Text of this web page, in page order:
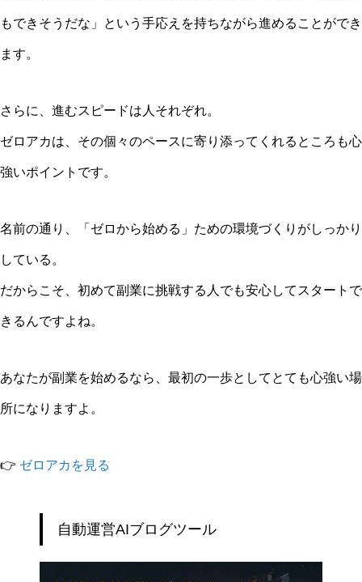
もできそうだな」という手応えを持ちながら進めることができ
ます。
さらに、進むスピードは人それぞれ。
ゼロアカは、その個々のペースに寄り添ってくれるところも心
強いポイントです。
名前の通り、「ゼロから始める」ための環境づくりがしっかり
している。
だからこそ、初めて副業に挑戦する人でも安心してスタートで
きるんですよね。
あなたが副業を始めるなら、最初の一歩としてとても心強い場
所になりますよ。
👉 ゼロアカを見る
自動運営AIブログツール